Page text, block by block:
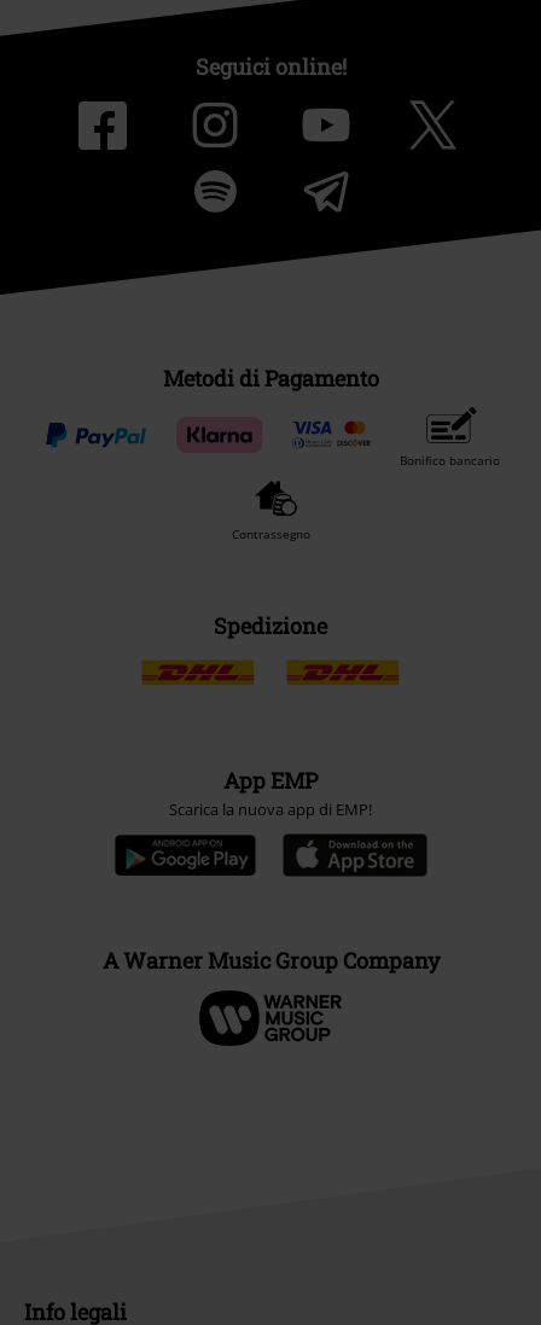
Seguici online!
Metodi di Pagamento
Bonifico bancario
Contrassegno
Spedizione
App EMP
Scarica la nuova app di EMP!
A Warner Music Group Company
Info legali